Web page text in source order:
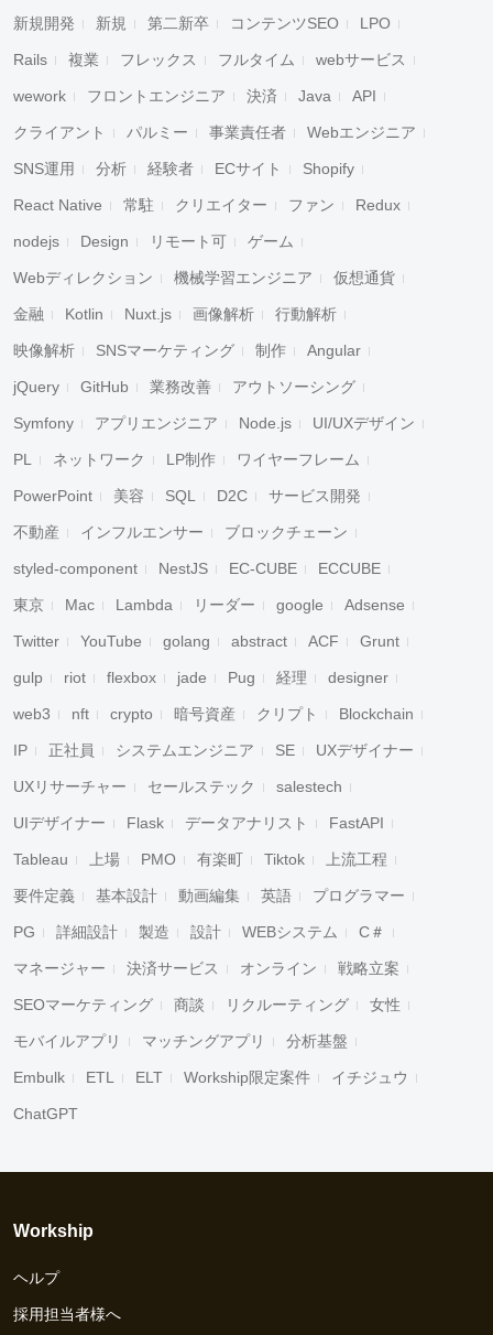
新規開発 新規 第二新卒 コンテンツSEO LPO
Rails 複業 フレックス フルタイム webサービス
wework フロントエンジニア 決済 Java API
クライアント パルミー 事業責任者 Webエンジニア
SNS運用 分析 経験者 ECサイト Shopify
React Native 常駐 クリエイター ファン Redux
nodejs Design リモート可 ゲーム
Webディレクション 機械学習エンジニア 仮想通貨
金融 Kotlin Nuxt.js 画像解析 行動解析
映像解析 SNSマーケティング 制作 Angular
jQuery GitHub 業務改善 アウトソーシング
Symfony アプリエンジニア Node.js UI/UXデザイン
PL ネットワーク LP制作 ワイヤーフレーム
PowerPoint 美容 SQL D2C サービス開発
不動産 インフルエンサー ブロックチェーン
styled-component NestJS EC-CUBE ECCUBE
東京 Mac Lambda リーダー google Adsense
Twitter YouTube golang abstract ACF Grunt
gulp riot flexbox jade Pug 経理 designer
web3 nft crypto 暗号資産 クリプト Blockchain
IP 正社員 システムエンジニア SE UXデザイナー
UXリサーチャー セールステック salestech
UIデザイナー Flask データアナリスト FastAPI
Tableau 上場 PMO 有楽町 Tiktok 上流工程
要件定義 基本設計 動画編集 英語 プログラマー
PG 詳細設計 製造 設計 WEBシステム C＃
マネージャー 決済サービス オンライン 戦略立案
SEOマーケティング 商談 リクルーティング 女性
モバイルアプリ マッチングアプリ 分析基盤
Embulk ETL ELT Workship限定案件 イチジュウ
ChatGPT
Workship
ヘルプ
採用担当者様へ